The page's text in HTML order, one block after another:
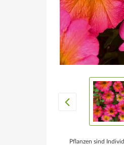
Pflanzen sind